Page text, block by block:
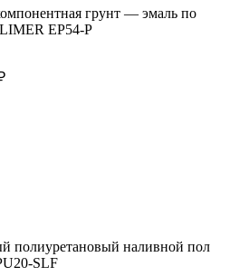
грунт — эмаль по
EP54-P
полиуретановый наливной пол
SLF